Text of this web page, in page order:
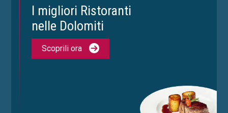
I migliori Ristoranti
nelle Dolomiti
Scoprili ora